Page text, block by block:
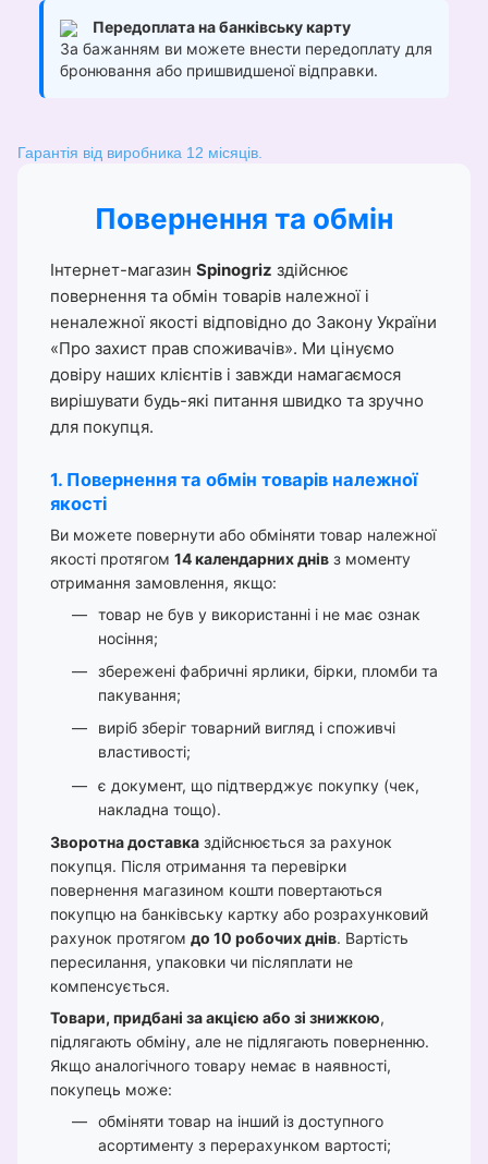
Передоплата на банківську карту
За бажанням ви можете внести передоплату для
бронювання або пришвидшеної відправки.
Гарантія від виробника 12 місяців.
Повернення та обмін
Інтернет-магазин Spinogriz здійснює
повернення та обмін товарів належної і
неналежної якості відповідно до Закону України
«Про захист прав споживачів». Ми цінуємо
довіру наших клієнтів і завжди намагаємося
вирішувати будь-які питання швидко та зручно
для покупця.
1. Повернення та обмін товарів належної
якості
Ви можете повернути або обміняти товар належної
якості протягом 14 календарних днів з моменту
отримання замовлення, якщо:
товар не був у використанні і не має ознак
носіння;
збережені фабричні ярлики, бірки, пломби та
пакування;
виріб зберіг товарний вигляд і споживчі
властивості;
є документ, що підтверджує покупку (чек,
накладна тощо).
Зворотна доставка здійснюється за рахунок
покупця. Після отримання та перевірки
повернення магазином кошти повертаються
покупцю на банківську картку або розрахунковий
рахунок протягом до 10 робочих днів. Вартість
пересилання, упаковки чи післяплати не
компенсується.
Товари, придбані за акцією або зі знижкою,
підлягають обміну, але не підлягають поверненню.
Якщо аналогічного товару немає в наявності,
покупець може:
обміняти товар на інший із доступного
асортименту з перерахунком вартості;